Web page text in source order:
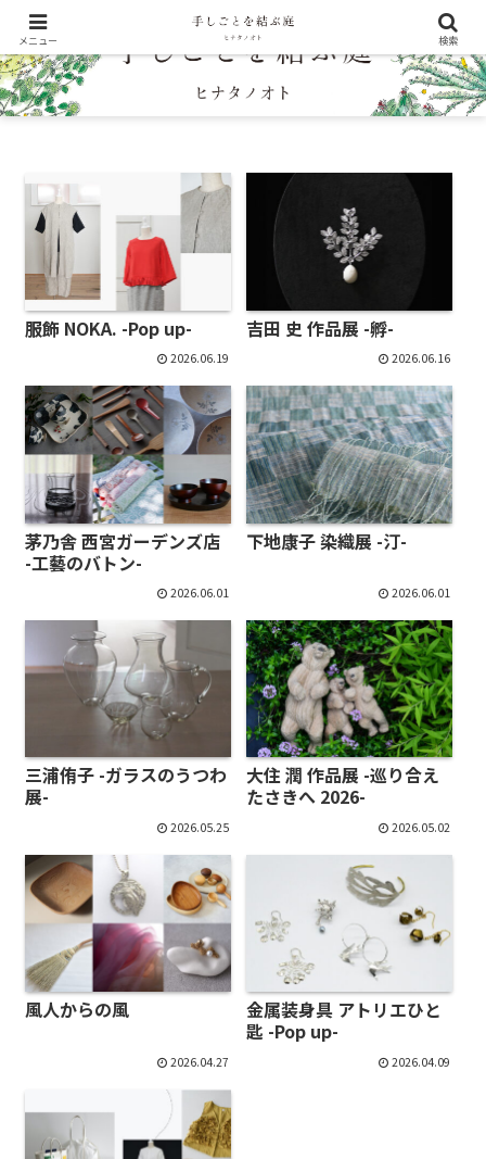
服飾 NOKA. -Pop up-
2026.06.19
吉田 史 作品展 -孵-
2026.06.16
茅乃舎 西宮ガーデンズ店
-工藝のバトン-
2026.06.01
下地康子 染織展 -汀-
2026.06.01
三浦侑子 -ガラスのうつわ
展-
2026.05.25
大住 潤 作品展 -巡り合え
たさきへ 2026-
2026.05.02
風人からの風
2026.04.27
金属装身具 アトリエひと
匙 -Pop up-
2026.04.09
メニュー 検索